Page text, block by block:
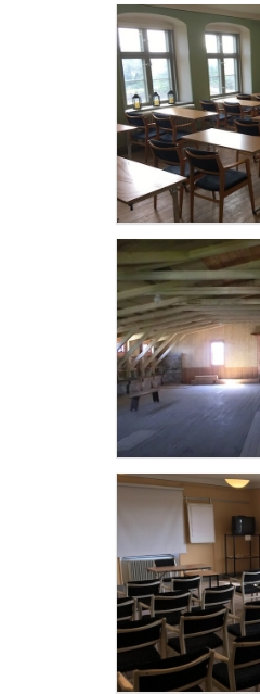
Förmiddag
Eftermiddag
Heldag
Förmiddag
Eftermiddag
Heldag
Förmiddag
Eftermiddag
Heldag